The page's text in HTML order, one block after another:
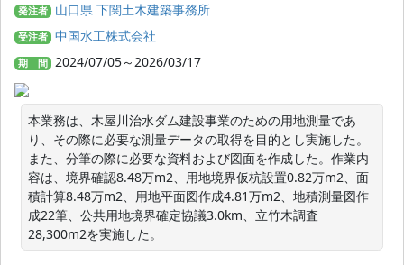
発注者 山口県 下関土木建築事務所
受注者 中国水工株式会社
期 間 2024/07/05～2026/03/17
本業務は、木屋川治水ダム建設事業のための用地測量であ
り、その際に必要な測量データの取得を目的とし実施した。
また、分筆の際に必要な資料および図面を作成した。作業内
容は、境界確認8.48万m2、用地境界仮杭設置0.82万m2、面
積計算8.48万m2、用地平面図作成4.81万m2、地積測量図作
成22筆、公共用地境界確定協議3.0km、立竹木調査
28,300m2を実施した。